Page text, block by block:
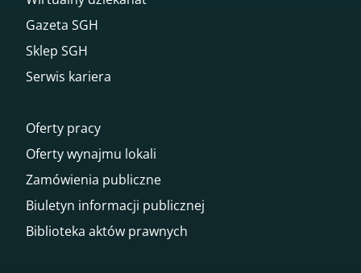
Gazeta SGH
Sklep SGH
Serwis kariera
Oferty pracy
Oferty wynajmu lokali
Zamówienia publiczne
Biuletyn informacji publicznej
Biblioteka aktów prawnych